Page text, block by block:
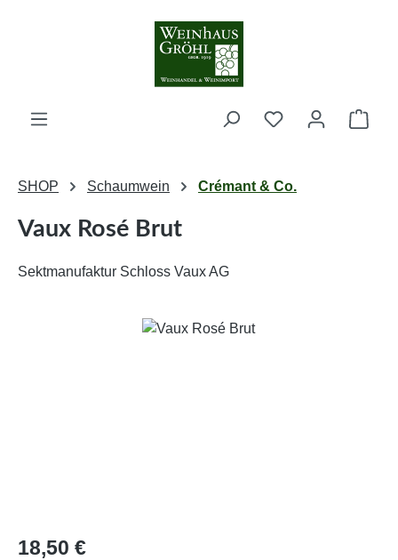
Zum Hauptinhalt springen
SHOP Schaumwein Crémant & Co.
Vaux Rosé Brut
Sektmanufaktur Schloss Vaux AG
Bildergalerie überspringen
Regulärer Preis:
18,50 €